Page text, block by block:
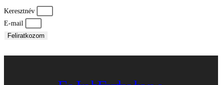
Keresztnév
E-mail
Feliratkozom